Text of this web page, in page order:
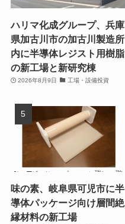
ハリマ化成グループ、兵庫
県加古川市の加古川製造所
内に半導体レジスト用樹脂
の新工場と新研究棟
2026年8月9日 工場・設備投資
味の素、岐阜県可児市に半
導体パッケージ向け層間絶
縁材料の新工場